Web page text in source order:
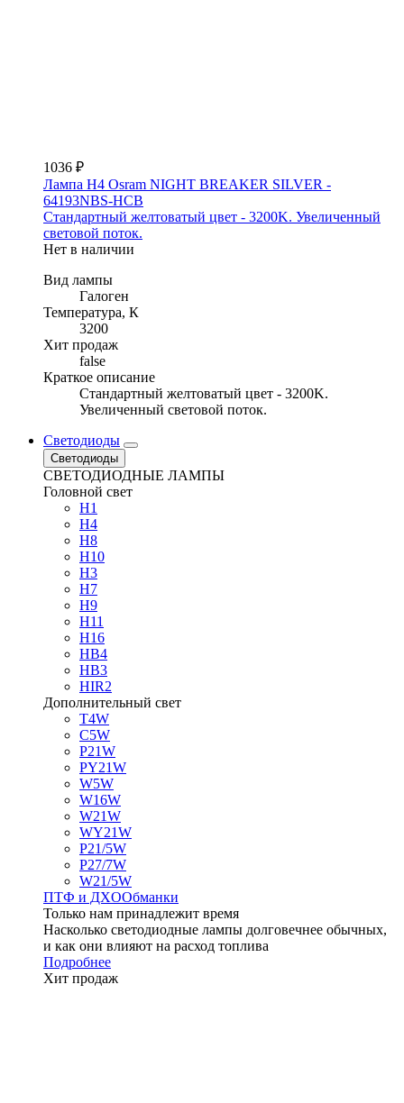
1036 ₽
Лампа H4 Osram NIGHT BREAKER SILVER -
64193NBS-HCB
Стандартный желтоватый цвет - 3200K. Увеличенный
световой поток.
Нет в наличии
Вид лампы
Галоген
Температура, К
3200
Хит продаж
false
Краткое описание
Стандартный желтоватый цвет - 3200K.
Увеличенный световой поток.
Светодиоды
Светодиоды
СВЕТОДИОДНЫЕ ЛАМПЫ
Головной свет
H1
H4
H8
H10
H3
H7
H9
H11
H16
HB4
HB3
HIR2
Дополнительный свет
T4W
C5W
P21W
PY21W
W5W
W16W
W21W
WY21W
P21/5W
P27/7W
W21/5W
ПТФ и ДXООбманки
Только нам принадлежит время
Насколько светодиодные лампы долговечнее обычных,
и как они влияют на расход топлива
Подробнее
Хит продаж